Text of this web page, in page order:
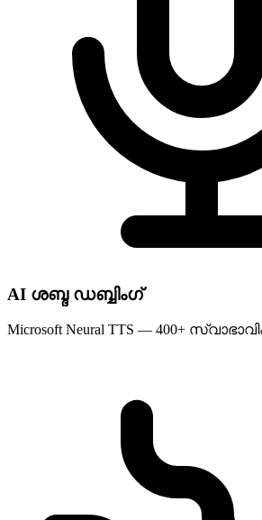
AI ശബ്ദ ഡബ്ബിംഗ്
Microsoft Neural TTS — 400+